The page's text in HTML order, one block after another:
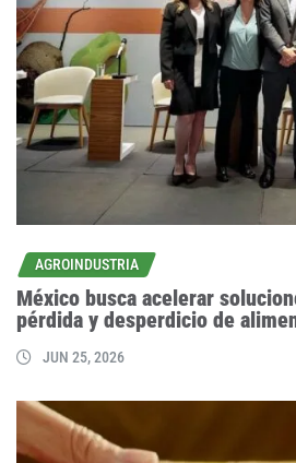
AGROINDUSTRIA
México busca acelerar
pérdida y desperdicio de
JUN 25, 2026